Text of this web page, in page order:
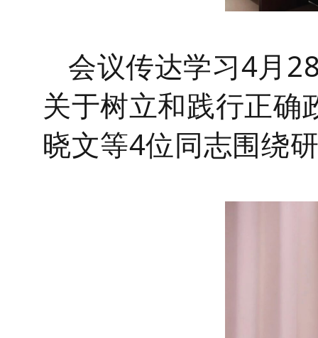
会议传达学习4月
关于树立和践行正确
晓文等4位同志围绕